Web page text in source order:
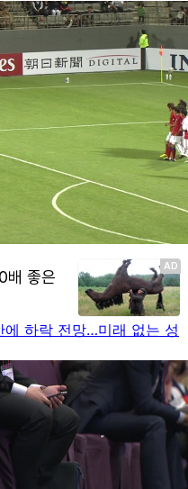
하락 전망…미래 없는 성